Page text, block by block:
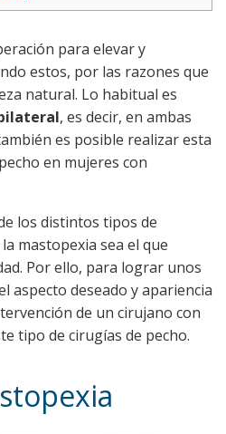
para elevar y
estos, por las razones que
natural. Lo habitual es
, es decir, en ambas
es posible realizar esta
en mujeres con
los distintos tipos de
mastopexia sea el que
Por ello, para lograr unos
aspecto deseado y apariencia
de un cirujano con
tipo de cirugías de pecho.